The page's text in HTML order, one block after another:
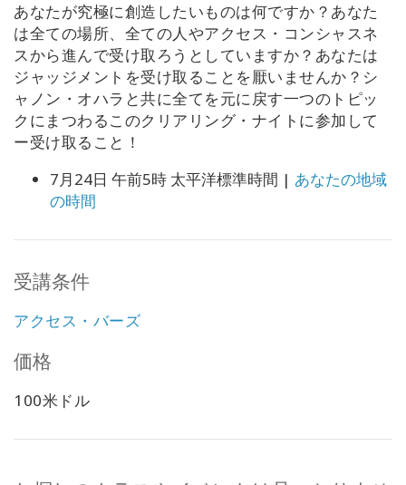
あなたが究極に創造したいものは何ですか？あなた
は全ての場所、全ての人やアクセス・コンシャスネ
スから進んで受け取ろうとしていますか？あなたは
ジャッジメントを受け取ることを厭いませんか？シ
ャノン・オハラと共に全てを元に戻す一つのトピッ
クにまつわるこのクリアリング・ナイトに参加して
ー受け取ること！
7月24日 午前5時 太平洋標準時間 | あなたの地域
の時間
受講条件
アクセス・バーズ
価格
100米ドル